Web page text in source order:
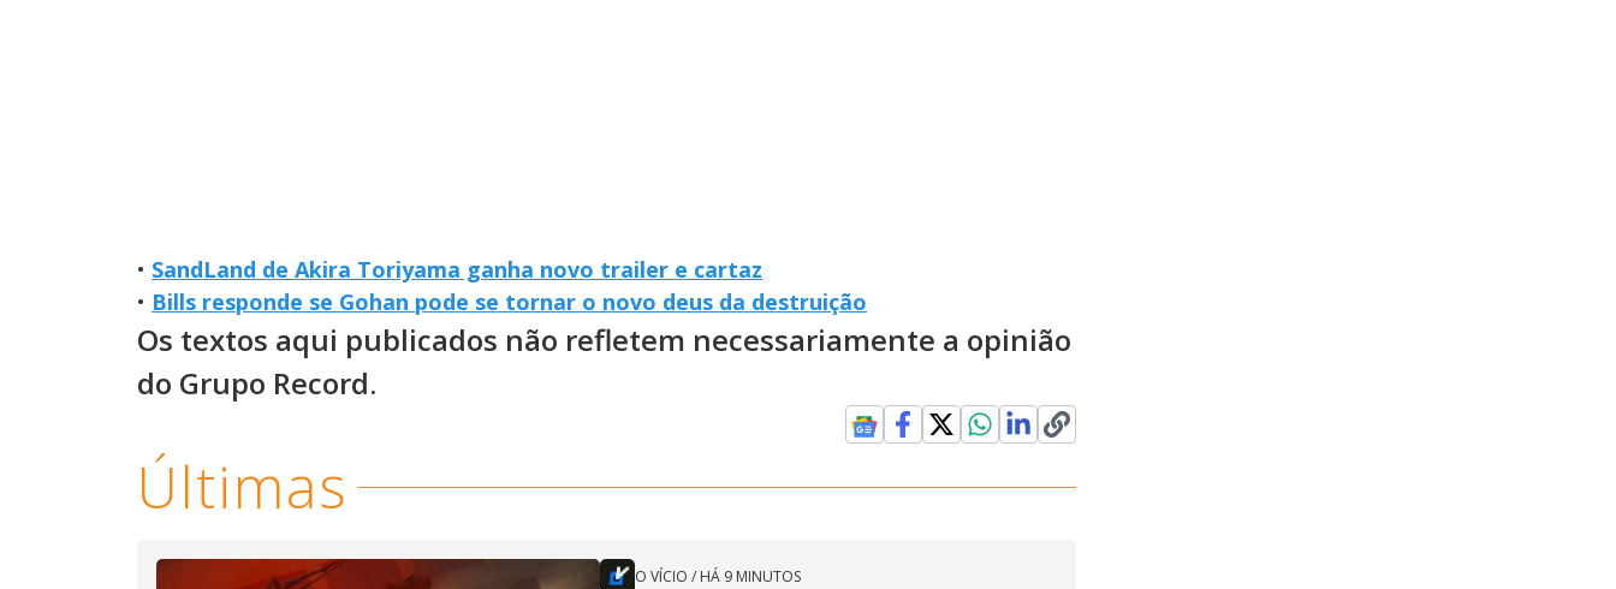
• SandLand de Akira Toriyama ganha novo trailer e cartaz
• Bills responde se Gohan pode se tornar o novo deus da destruição
Os textos aqui publicados não refletem necessariamente a opinião
do Grupo Record.
Últimas
O VÍCIO / HÁ 9 MINUTOS